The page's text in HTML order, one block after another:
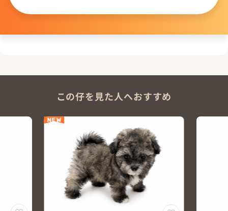
この仔を見た人へおすすめ
NEW